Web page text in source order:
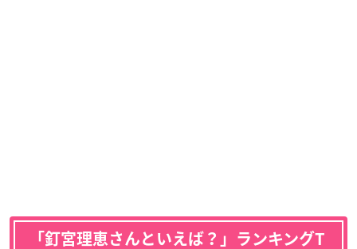
「釘宮理恵さんといえば？」ランキングT